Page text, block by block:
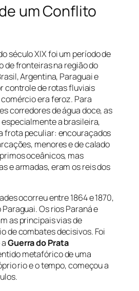
um Conflito
século XIX foi um período de
de fronteiras na região do
Argentina, Paraguai e
controle de rotas fluviais
era feroz. Para
corredores de água doce, as
a brasileira,
frota peculiar: encouraçados
menores e de calado
oceânicos, mas
e armadas, eram os reis dos
ocorreu entre 1864 e 1870,
Os rios Paraná e
as principais vias de
de combates decisivos. Foi
Guerra do Prata
metafórico de uma
rio e o tempo, começou a